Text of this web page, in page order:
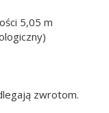
5,05 m
zwrotom.